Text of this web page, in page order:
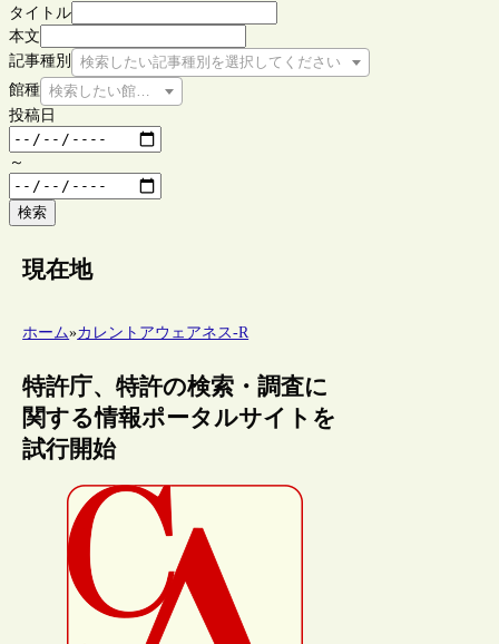
タイトル
本文
記事種別
検索したい記事種別を選択してください
館種 検索したい館種を選択してください
投稿日
～
検索
現在地
ホーム»カレントアウェアネス-R
特許庁、特許の検索・調査に
関する情報ポータルサイトを
試行開始